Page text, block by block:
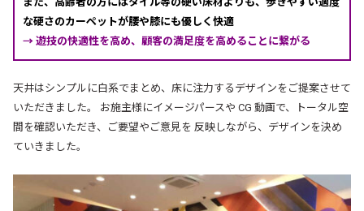
な硬さのカーペットが腰や膝にも優しく快適
→ 遊技の快適性を高め、顧客の満足度を高めることに繋がる
天井はシンプルに白系でまとめ、床に注力するデザインをご提案させて
いただきました。 お施主様にイメージパースや CG 動画で、トータル空
間を確認いただき、ご要望やご意見を 反映しながら、デザインを決め
ていきました。